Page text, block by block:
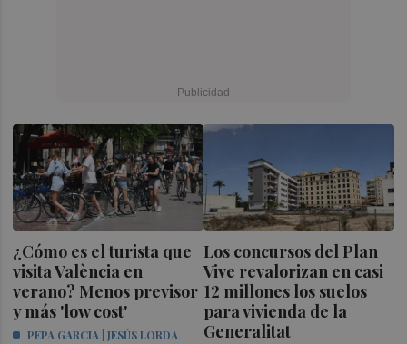
¿Cómo es el turista que
visita València en
verano? Menos previsor
y más 'low cost'
PEPA GARCIA | JESÚS LORDA
Los concursos del Plan
Vive revalorizan en casi
12 millones los suelos
para vivienda de la
Generalitat